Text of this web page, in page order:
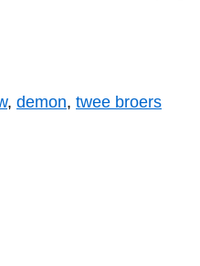
, demon, twee broers